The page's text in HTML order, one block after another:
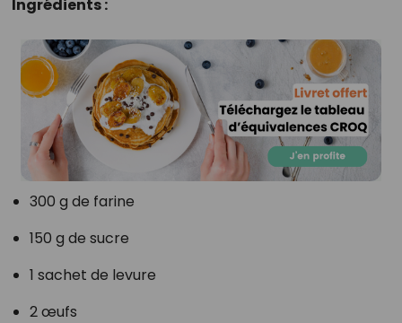
Ingrédients :
300 g de farine
150 g de sucre
1 sachet de levure
2 œufs